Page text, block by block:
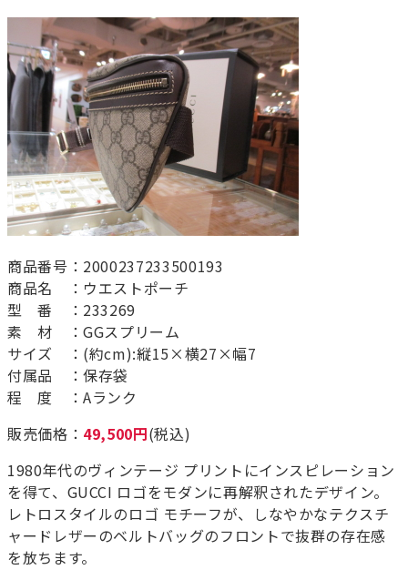
商品番号：2000237233500193
商品名 ：ウエストポーチ
型 番 ：233269
素 材 ：GGスプリーム
サイズ ：(約cm):縦15×横27×幅7
付属品 ：保存袋
程 度 ：Aランク
販売価格： 49,500円(税込)
1980年代のヴィンテージ プリントにインスピレーション
を得て、GUCCI ロゴをモダンに再解釈されたデザイン。
レトロスタイルのロゴ モチーフが、しなやかなテクスチ
ャードレザーのベルトバッグのフロントで抜群の存在感
を放ちます。